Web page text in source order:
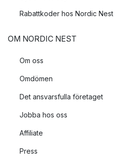
Rabattkoder hos Nordic Nest
OM NORDIC NEST
Om oss
Omdömen
Det ansvarsfulla företaget
Jobba hos oss
Affiliate
Press